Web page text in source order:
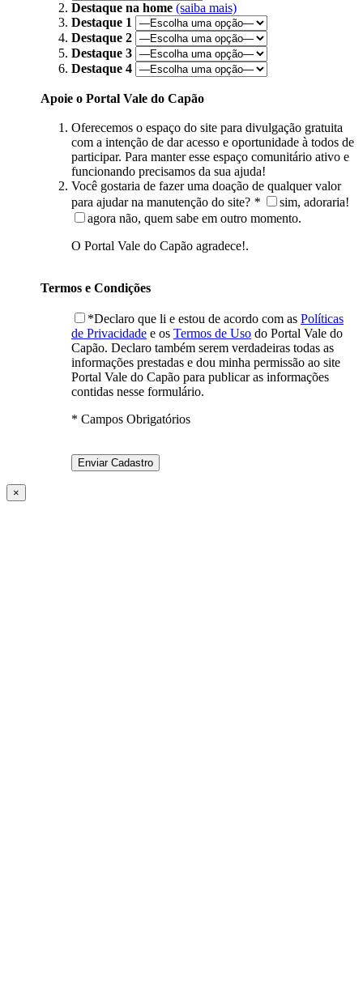
Destaque na home (saiba mais)
Destaque 1
Destaque 2
Destaque 3
Destaque 4
Apoie o Portal Vale do Capão
Oferecemos o espaço do site para divulgação gratuita
com a intenção de dar acesso e oportunidade à todos de
participar. Para manter esse espaço comunitário ativo e
funcionando precisamos da sua ajuda!
Você gostaria de fazer uma doação de qualquer valor
para ajudar na manutenção do site? *
sim, adoraria!
agora não, quem sabe em outro momento.
O Portal Vale do Capão agradece!.
Termos e Condições
*Declaro que li e estou de acordo com as Políticas
de Privacidade e os Termos de Uso do Portal Vale do
Capão. Declaro também serem verdadeiras todas as
informações prestadas e dou minha permissão ao site
Portal Vale do Capão para publicar as informações
contidas nesse formulário.
* Campos Obrigatórios
×